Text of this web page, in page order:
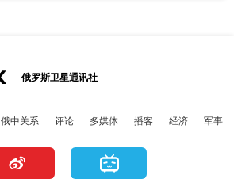
俄罗斯卫星通讯社
俄中关系 评论 多媒体 播客 经济 军事